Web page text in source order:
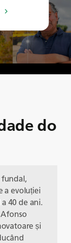
do
fundal,
a evoluției
40 de ani.
Afonso
și